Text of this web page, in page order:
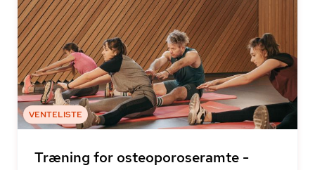
VENTELISTE
Træning for osteoporoseramte -